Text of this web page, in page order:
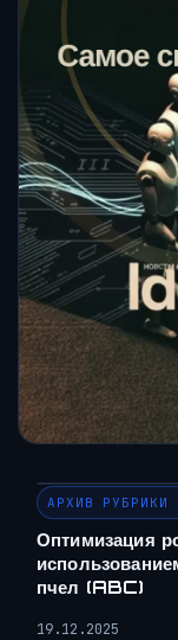
АРХИВ РУБРИКИ
Оптимизация
пчел (ABC)
19.12.2025